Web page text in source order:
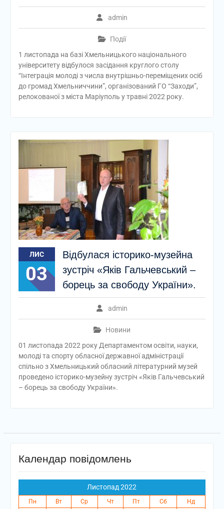
admin
Події
1 листопада на базі Хмельницького національного
університету відбулося засідання круглого столу
“Інтеграція молоді з числа внутрішньо-переміщених осіб
до громад Хмельниччини”, організований ГО “Заходи”,
релокованої з міста Маріуполь у травні 2022 року.
ЛИС
03
Відбулася історико-музейна
зустріч «Яків Гальчевський –
борець за свободу України».
admin
Новини
01 листопада 2022 року Департаментом освіти, науки,
молоді та спорту обласної державної адміністрації
спільно з Хмельницький обласний літературний музей
проведено історико-музейну зустріч «Яків Гальчевський
– борець за свободу України».
Календар повідомлень
Листопад 2022
Пн Вт Ср Чт Пт Сб
Нд